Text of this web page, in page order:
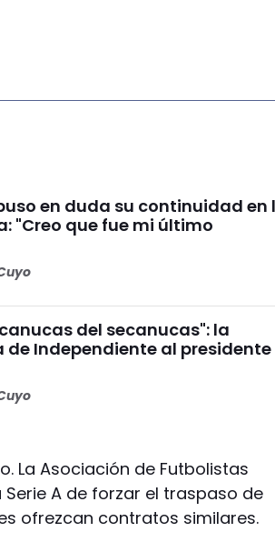
en duda su continuidad en
"Creo que fue mi último
del secanucas": la
Independiente al presidente
La Asociación de Futbolistas
A de forzar el traspaso de
ofrezcan contratos similares.